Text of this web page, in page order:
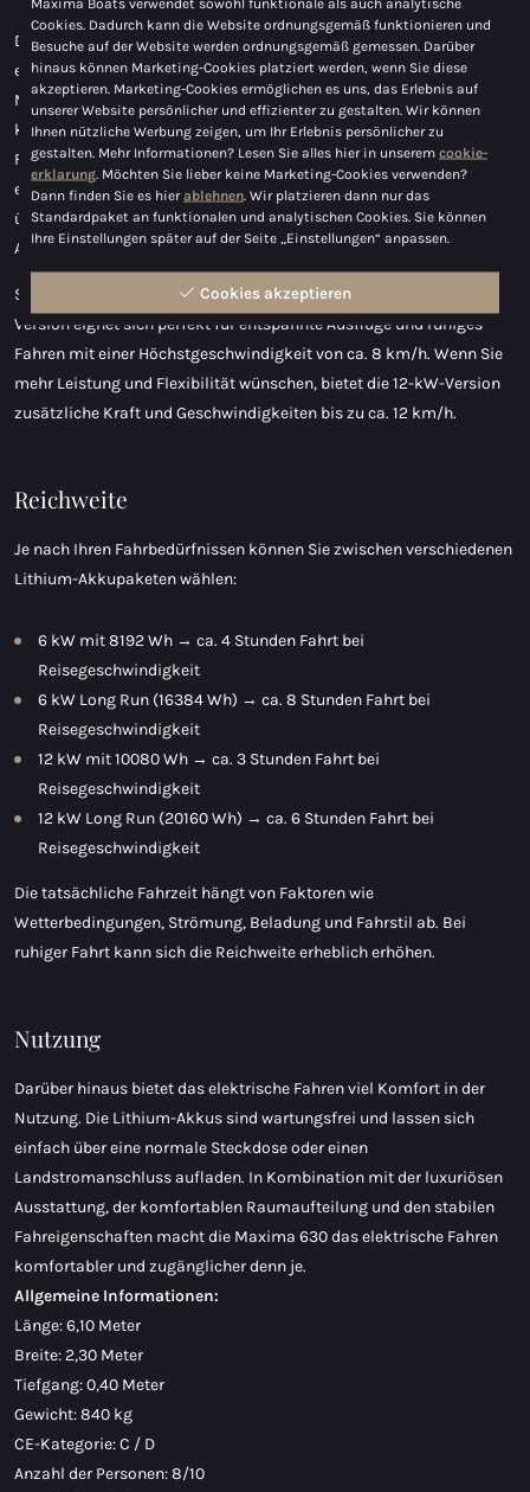
Dank des modernen elektrischen ePropulsion-Antriebs erleben Sie
ein flüsterleises und sanftes Fahrgefühl, ohne Emissionen,
Motorgeräusche oder Vibrationen. Der Motor reagiert direkt und
kontrolliert, was für komfortables Manövrieren und entspanntes
Fahren unter allen Bedingungen sorgt. Darüber hinaus bieten die
ePropulsion-Systeme einen hohen Bedienkomfort dank des
übersichtlichen digitalen Displays, auf dem Geschwindigkeit,
Akkustatus und verbleibende Fahrzeit leicht abzulesen sind.
Sie haben die Wahl zwischen zwei Leistungsoptionen. Die 6-kW-
Version eignet sich perfekt für entspannte Ausflüge und ruhiges
Fahren mit einer Höchstgeschwindigkeit von ca. 8 km/h. Wenn Sie
mehr Leistung und Flexibilität wünschen, bietet die 12-kW-Version
zusätzliche Kraft und Geschwindigkeiten bis zu ca. 12 km/h.
Reichweite
Je nach Ihren Fahrbedürfnissen können Sie zwischen verschiedenen
Lithium-Akkupaketen wählen:
6 kW mit 8192 Wh → ca. 4 Stunden Fahrt bei
Reisegeschwindigkeit
6 kW Long Run (16384 Wh) → ca. 8 Stunden Fahrt bei
Reisegeschwindigkeit
12 kW mit 10080 Wh → ca. 3 Stunden Fahrt bei
Reisegeschwindigkeit
12 kW Long Run (20160 Wh) → ca. 6 Stunden Fahrt bei
Reisegeschwindigkeit
Die tatsächliche Fahrzeit hängt von Faktoren wie
Wetterbedingungen, Strömung, Beladung und Fahrstil ab. Bei
ruhiger Fahrt kann sich die Reichweite erheblich erhöhen.
Nutzung
Darüber hinaus bietet das elektrische Fahren viel Komfort in der
Nutzung. Die Lithium-Akkus sind wartungsfrei und lassen sich
einfach über eine normale Steckdose oder einen
Landstromanschluss aufladen. In Kombination mit der luxuriösen
Ausstattung, der komfortablen Raumaufteilung und den stabilen
Fahreigenschaften macht die Maxima 630 das elektrische Fahren
komfortabler und zugänglicher denn je.
Allgemeine Informationen:
Länge: 6,10 Meter
Breite: 2,30 Meter
Tiefgang: 0,40 Meter
Gewicht: 840 kg
CE-Kategorie: C / D
Anzahl der Personen: 8/10
Cookies. Dadurch kann die Website ordnungsgemäß funktionieren und
Besuche auf der Website werden ordnungsgemäß gemessen. Darüber
hinaus können Marketing-Cookies platziert werden, wenn Sie diese
akzeptieren. Marketing-Cookies ermöglichen es uns, das Erlebnis auf
unserer Website persönlicher und effizienter zu gestalten. Wir können
Ihnen nützliche Werbung zeigen, um Ihr Erlebnis persönlicher zu
gestalten. Mehr Informationen? Lesen Sie alles hier in unserem cookie-
erklarung . Möchten Sie lieber keine Marketing-Cookies verwenden?
Dann finden Sie es hierablehnen . Wir platzieren dann nur das
Standardpaket an funktionalen und analytischen Cookies. Sie können
Ihre Einstellungen später auf der Seite „Einstellungen“ anpassen.
Cookies akzeptieren